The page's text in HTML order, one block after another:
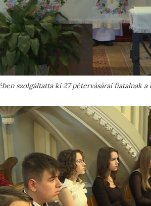
szolgáltatta ki 27 pétervásárai fiatalnak